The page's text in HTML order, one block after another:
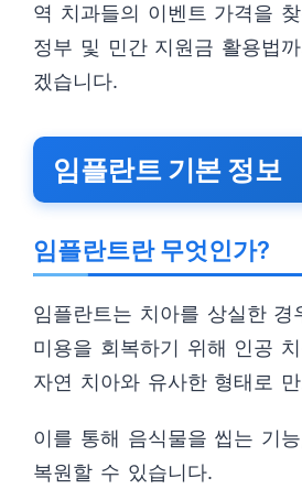
역 치과들의 이벤트 가격을
정부 및 민간 지원금 활용법
겠습니다.
임플란트 기본 정보
임플란트란 무엇인가?
임플란트는 치아를 상실한 경
미용을 회복하기 위해 인공
자연 치아와 유사한 형태로
이를 통해 음식물을 씹는 기
복원할 수 있습니다.